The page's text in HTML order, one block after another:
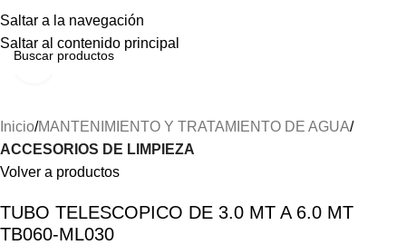
Saltar a la navegación
Saltar al contenido principal
Menú
Haga clic para ampliar
Inicio MANTENIMIENTO Y TRATAMIENTO DE AGUA
ACCESORIOS DE LIMPIEZA
Volver a productos
TUBO TELESCOPICO DE 3.0 MT A 6.0 MT
TB060-ML030